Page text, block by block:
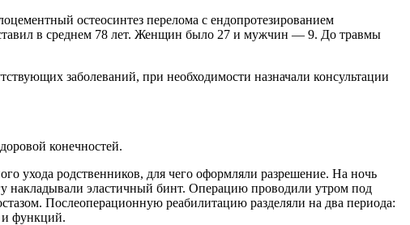
остеосинтез перелома с ендопротезированием
в среднем 78 лет. Женщин было 27 и мужчин — 9. До травмы
заболеваний, при необходимости назначали консультации
конечностей.
ухода родственников, для чего оформляли разрешение. На ночь
накладывали эластичный бинт. Операцию проводили утром под
Послеоперационную реабилитацию разделяли на два периода:
и функций.